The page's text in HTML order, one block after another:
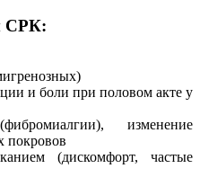
СРК:
и боли при половом акте у
изменение
покровов
(дискомфорт, частые